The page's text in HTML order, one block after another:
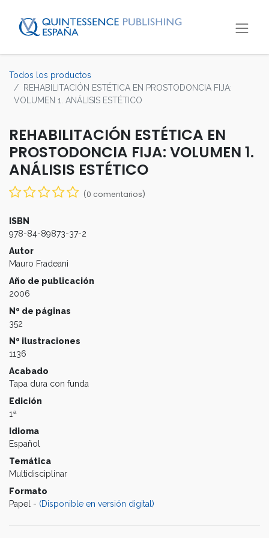
Todos los productos
REHABILITACIÓN ESTÉTICA EN PROSTODONCIA FIJA:
VOLUMEN 1. ANÁLISIS ESTÉTICO
REHABILITACIÓN ESTÉTICA EN
PROSTODONCIA FIJA: VOLUMEN 1.
ANÁLISIS ESTÉTICO
(0 comentarios)
ISBN
978-84-89873-37-2
Autor
Mauro Fradeani
Año de publicación
2006
Nº de páginas
352
Nº ilustraciones
1136
Acabado
Tapa dura con funda
Edición
1ª
Idioma
Español
Temática
Multidisciplinar
Formato
Papel - (Disponible en versión digital)